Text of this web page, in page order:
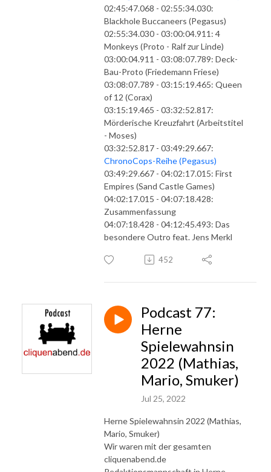
02:45:47.068 - 02:55:34.030:
Blackhole Buccaneers (Pegasus)
02:55:34.030 - 03:00:04.911: 4
Monkeys (Proto - Ralf zur Linde)
03:00:04.911 - 03:08:07.789: Deck-
Bau-Proto (Friedemann Friese)
03:08:07.789 - 03:15:19.465: Queen
of 12 (Corax)
03:15:19.465 - 03:32:52.817:
Mörderische Kreuzfahrt (Arbeitstitel
- Moses)
03:32:52.817 - 03:49:29.667:
ChronoCops-Reihe (Pegasus)
03:49:29.667 - 04:02:17.015: First
Empires (Sand Castle Games)
04:02:17.015 - 04:07:18.428:
Zusammenfassung
04:07:18.428 - 04:12:45.493: Das
besondere Outro feat. Jens Merkl
452
Podcast 77:
Herne
Spielewahnsin
2022 (Mathias,
Mario, Smuker)
Jul 25, 2022
Herne Spielewahnsin 2022 (Mathias,
Mario, Smuker)
Wir waren mit der gesamten
cliquenabend.de